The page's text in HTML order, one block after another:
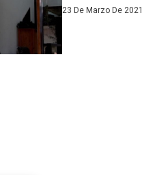
23 De Marzo De 2021